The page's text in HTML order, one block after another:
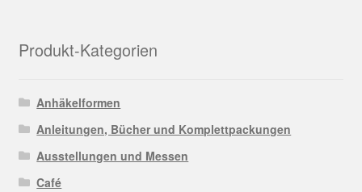
Produkt-Kategorien
Anhäkelformen
Anleitungen, Bücher und Komplettpackungen
Ausstellungen und Messen
Café